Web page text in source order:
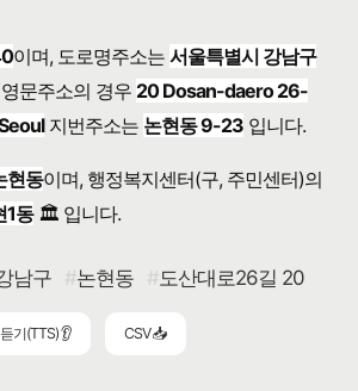
이며, 도로명주소는서울특별시 강남구
문주소의 경우 20 Dosan-daero 26-
지번주소는 논현동 9-23 입니다.
현동이며, 행정복지센터(구, 주민센터)의
1동🏛️ 입니다.
남구 논현동 도산대로26길 20
듣기(TTS) 👂 CSV 📥